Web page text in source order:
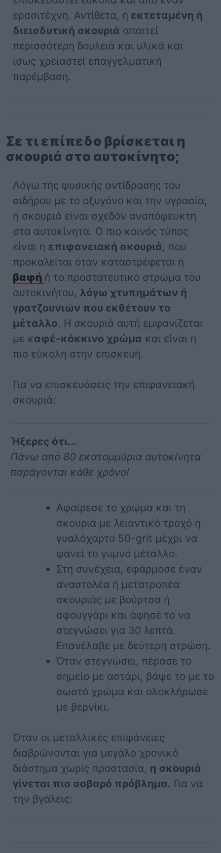
ερασιτέχνη. Αντίθετα, η εκτεταμένη ή
διεισδυτική σκουριά απαιτεί
περισσότερη δουλειά και υλικά και
ίσως χρειαστεί επαγγελματική
παρέμβαση.
Σε τι επίπεδο βρίσκεται η
σκουριά στο αυτοκίνητο;
Λόγω της φυσικής αντίδρασης του
σιδήρου με το οξυγόνο και την υγρασία,
η σκουριά είναι σχεδόν αναπόφευκτη
στα αυτοκίνητα. Ο πιο κοινός τύπος
είναι η επιφανειακή σκουριά, που
προκαλείται όταν καταστρέφεται η
βαφή ή το προστατευτικό στρώμα του
αυτοκινήτου, λόγω χτυπημάτων ή
γρατζουνιών που εκθέτουν το
μέταλλο. Η σκουριά αυτή εμφανίζεται
με καφέ-κόκκινο χρώμα και είναι η
πιο εύκολη στην επισκευή.
Για να επισκευάσεις την επιφανειακή
σκουριά:
Ήξερες ότι...
Πάνω από 80 εκατομμύρια αυτοκίνητα
παράγονται κάθε χρόνο!
Αφαίρεσε το χρώμα και τη
σκουριά με λειαντικό τροχό ή
γυαλόχαρτο 50-grit μέχρι να
φανεί το γυμνό μέταλλο.
Στη συνέχεια, εφάρμοσε έναν
αναστολέα ή μετατροπέα
σκουριάς με βούρτσα ή
σφουγγάρι και άφησέ το να
στεγνώσει για 30 λεπτά.
Επανέλαβε με δεύτερη στρώση.
Όταν στεγνώσει, πέρασε το
σημείο με αστάρι, βάψε το με το
σωστό χρώμα και ολοκλήρωσε
με βερνίκι.
Όταν οι μεταλλικές επιφάνειες
διαβρώνονται για μεγάλο χρονικό
διάστημα χωρίς προστασία, η σκουριά
γίνεται πιο σοβαρό πρόβλημα. Για να
την βγάλεις: